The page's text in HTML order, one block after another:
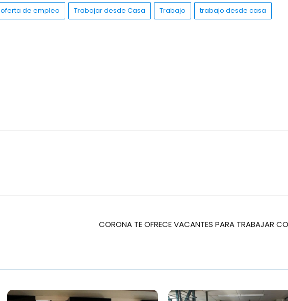
oferta de empleo Trabajar desde Casa Trabajo trabajo desde casa
CORONA TE OFRECE VACANTES PARA TRABAJAR